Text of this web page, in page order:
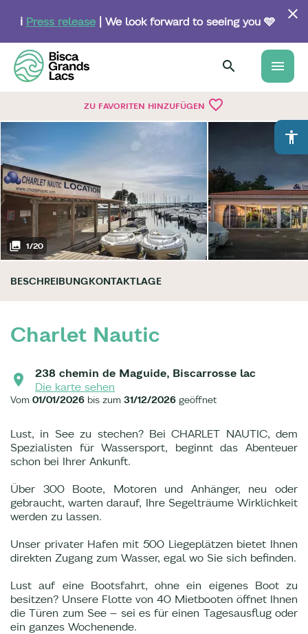
content
ℹ️ Press release| We look forward to seeing you 🩵
menu
ZU FAVORITEN HINZUFÜGEN favorite_border
accessibility
1/20
BESCHREIBUNGKONTAKTLAGE
Charlet Nautic
238 chemin de Maguide, Biscarrosse lac
Die karte sehen
Vom 01/01/2026 bis zum 31/12/2026 geöffnet
Lust, in See zu stechen? Bei CHARLET NAUTIC, dem
Spezialisten für Wassersport, beginnt das Abenteuer
schon bei Ihrer Ankunft.
Über 300 Boote, Motoren und Anhänger, neu oder
gebraucht, warten darauf, Ihre Segelträume Wirklichkeit
werden zu lassen.
Unser privater Hafen mit 500 Liegeplätzen bietet Ihnen
direkten Zugang zum Wasser, egal wo Sie sich befinden.
Lust auf eine Bootsfahrt, ohne ein eigenes Boot zu
besitzen? Unsere Flotte von 40 Mietbooten öffnet Ihnen
die Türen zum See – sei es für einen Tagesausflug oder
ein ganzes Wochenende.